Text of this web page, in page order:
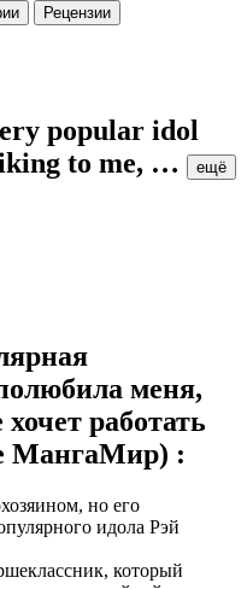
Рецензии
popular idol
to me, … ещё
меня,
работать
МангаМир) :
но его
идола Рэй
который